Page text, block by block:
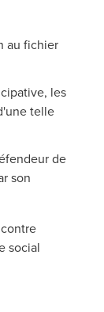
au fichier
les
telle
de
son
social